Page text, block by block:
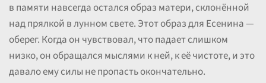
в памяти навсегда остался образ матери, склонённой
над прялкой в лунном свете. Этот образ для Есенина —
оберег. Когда он чувствовал, что падает слишком
низко, он обращался мыслями к ней, к её чистоте, и это
давало ему силы не пропасть окончательно.